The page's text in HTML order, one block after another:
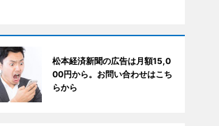
松本経済新聞の広告は月額15,0
00円から。お問い合わせはこち
らから